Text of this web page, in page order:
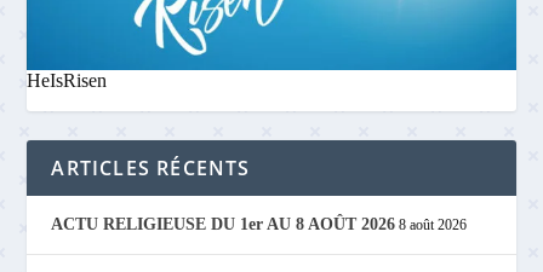
HeIsRisen
ARTICLES RÉCENTS
ACTU RELIGIEUSE DU 1er AU 8 AOÛT 2026 8 août 2026